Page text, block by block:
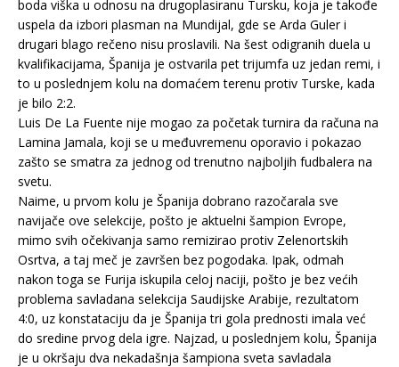
boda viška u odnosu na drugoplasiranu Tursku, koja je takođe
uspela da izbori plasman na Mundijal, gde se Arda Guler i
drugari blago rečeno nisu proslavili. Na šest odigranih duela u
kvalifikacijama, Španija je ostvarila pet trijumfa uz jedan remi, i
to u poslednjem kolu na domaćem terenu protiv Turske, kada
je bilo 2:2.
Luis De La Fuente nije mogao za početak turnira da računa na
Lamina Jamala, koji se u međuvremenu oporavio i pokazao
zašto se smatra za jednog od trenutno najboljih fudbalera na
svetu.
Naime, u prvom kolu je Španija dobrano razočarala sve
navijače ove selekcije, pošto je aktuelni šampion Evrope,
mimo svih očekivanja samo remizirao protiv Zelenortskih
Osrtva, a taj meč je završen bez pogodaka. Ipak, odmah
nakon toga se Furija iskupila celoj naciji, pošto je bez većih
problema savladana selekcija Saudijske Arabije, rezultatom
4:0, uz konstataciju da je Španija tri gola prednosti imala već
do sredine prvog dela igre. Najzad, u poslednjem kolu, Španija
je u okršaju dva nekadašnja šampiona sveta savladala